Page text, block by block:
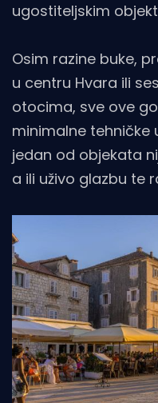
ugostiteljskim
Osim razine buke,
u centru Hvara ili
otocima, sve ove
minimalne tehničke
jedan od objekata
a ili uživo glazbu te